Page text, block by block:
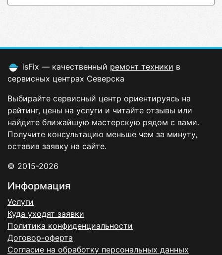
isFix — качественный ремонт техники в
сервисных центрах Северска
Выбирайте сервисный центр ориентируясь на
рейтинг, цены на услуги и читайте отзывы или
найдите ближайшую мастерскую рядом с вами.
Получите консультацию меньше чем за минуту,
оставив заявку на сайте.
© 2015-2026
Информация
Услуги
Куда уходят заявки
Политика конфиденциальности
Договор-оферта
Согласие на обработку персональных данных